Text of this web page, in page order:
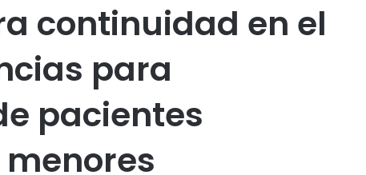
continuidad en el
para
pacientes